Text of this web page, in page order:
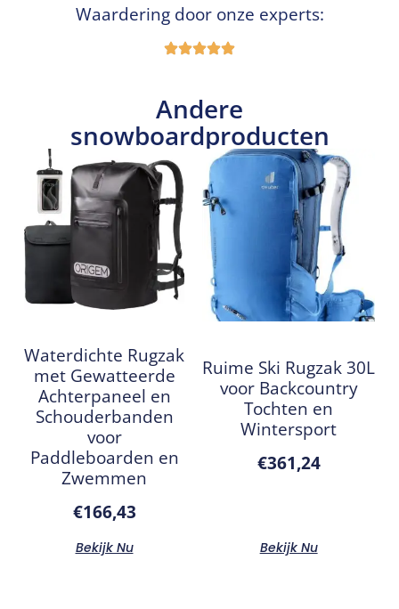
Waardering door onze experts:
Andere
snowboardproducten
Waterdichte Rugzak
met Gewatteerde
Achterpaneel en
Schouderbanden
voor
Paddleboarden en
Zwemmen
€166,43
Bekijk Nu
Ruime Ski Rugzak 30L
voor Backcountry
Tochten en
Wintersport
€361,24
Bekijk Nu